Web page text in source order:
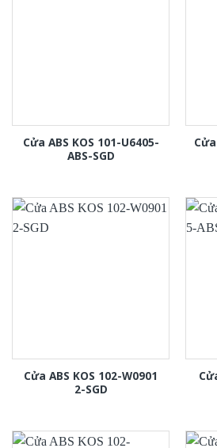
Cửa ABS KOS 101-U6405-
ABS-SGD
Cửa ABS KOS 102-W0901
2-SGD